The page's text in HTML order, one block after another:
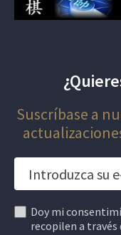
Suscríbase a
Doy mi
recopilen a